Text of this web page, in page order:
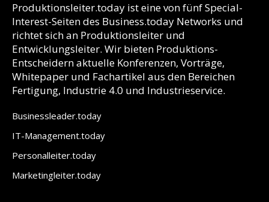
Produktionsleiter.today ist eine von fünf Special-
Interest-Seiten des Business.today Networks und
richtet sich an Produktionsleiter und
Entwicklungsleiter. Wir bieten Produktions-
Entscheidern aktuelle Konferenzen, Vorträge,
Whitepaper und Fachartikel aus den Bereichen
Fertigung, Industrie 4.0 und Industrieservice.
Businessleader.today
IT-Management.today
Personalleiter.today
Marketingleiter.today